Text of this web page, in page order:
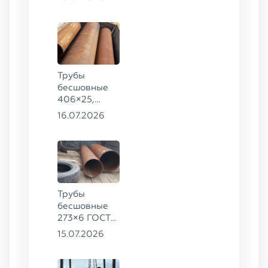
Трубы
бесшовные
406×25,
325×20,
09Г2С
16.07.2026
Трубы
бесшовные
273×6 ГОСТ
8732-78
15.07.2026